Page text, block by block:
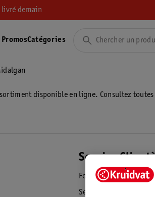
livré demain
PromosCatégories
disponible en ligne. Consultez
Service
Foire aux questions
Service Clientèle